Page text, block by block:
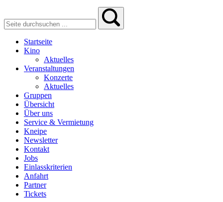
Startseite
Kino
Aktuelles
Veranstaltungen
Konzerte
Aktuelles
Gruppen
Übersicht
Über uns
Service & Vermietung
Kneipe
Newsletter
Kontakt
Jobs
Einlasskriterien
Anfahrt
Partner
Tickets